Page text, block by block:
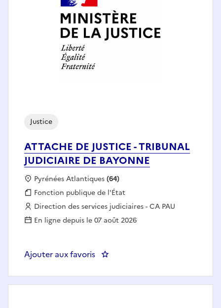
ATTACHE DE JUSTICE - TRIBUNAL
JUDICIAIRE DE BAYONNE
Justice
Localisation :
Pyrénées Atlantiques(64)
Fonction publique :
Fonction publique de l'État
Employeur :
Direction des services judiciaires - CA PAU
En ligne depuis le 07 août 2026
Ajouter aux favoris : ATTACHE DE JUSTICE -